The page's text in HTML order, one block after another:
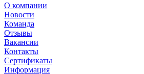
О компании
Новости
Команда
Отзывы
Вакансии
Контакты
Сертификаты
Информация